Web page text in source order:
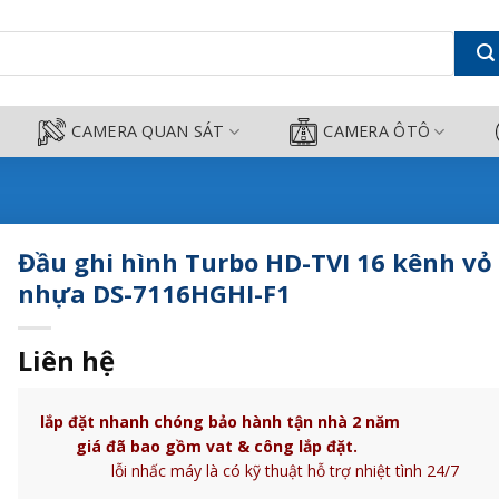
vỏ nhựa DS-7116HGHI-F1 -
CAMERA QUAN SÁT CAMERA ÔTÔ
Đầu ghi hình Turbo HD-TVI 16 kênh vỏ
nhựa DS-7116HGHI-F1
Liên hệ
lắp đặt nhanh chóng bảo hành tận nhà 2
giá đã bao gồm vat & công lắp
lỗi nhấc máy là có kỹ thuật hỗ trợ nhiệt tình 24/7